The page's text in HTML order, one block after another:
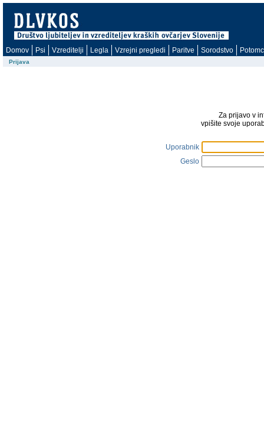
Domov Psi Vzreditelji Legla Vzrejni pregledi Paritve Sorodstvo
Prijava
Za prijavo v
vpišite svoje
Uporabnik
Geslo